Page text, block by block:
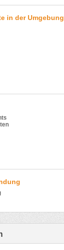
in der Umgebung